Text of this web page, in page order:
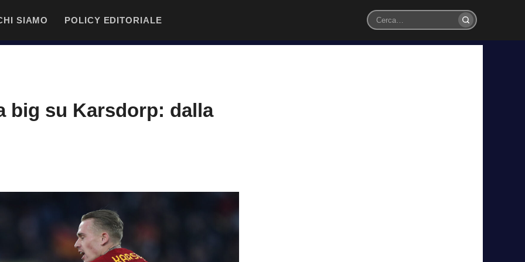
SIAMO POLICY EDITORIALE
Cerca
big su Karsdorp: dalla